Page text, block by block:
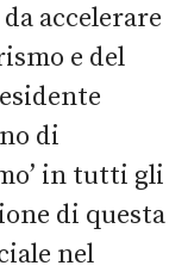
accelerare
e del
di
in tutti gli
di questa
nel